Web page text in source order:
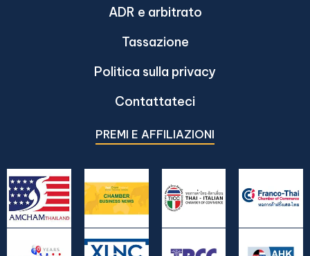
ADR e arbitrato
Tassazione
Politica sulla privacy
Contattateci
PREMI E AFFILIAZIONI